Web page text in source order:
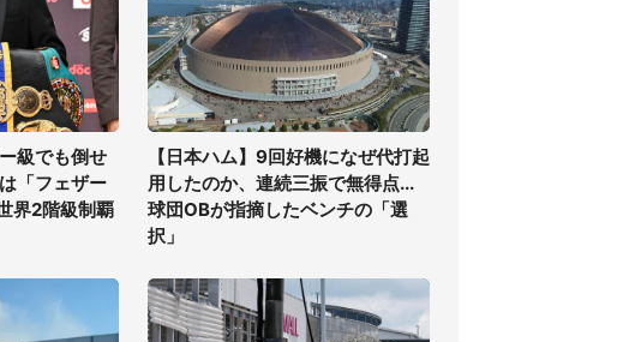
級でも倒せ
「フェザー
界2階級制覇
【日本ハム】9回好機になぜ代打起
用したのか、連続三振で無得点...
球団OBが指摘したベンチの「選
択」